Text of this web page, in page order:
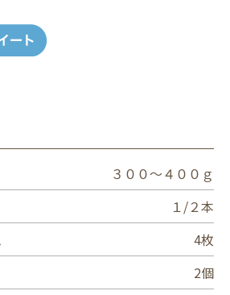
３００～４００ｇ
１/２本
4枚
2個